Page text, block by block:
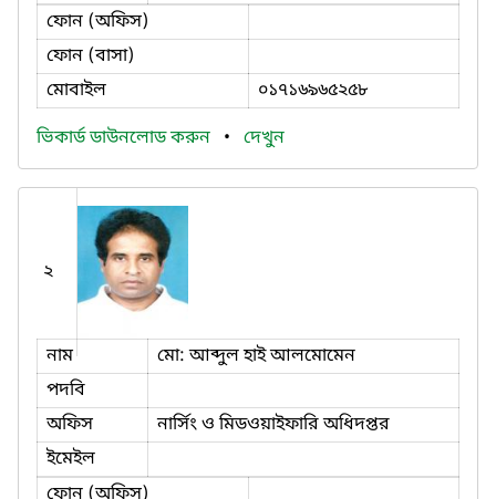
ফোন (অফিস)
ফোন (বাসা)
মোবাইল
০১৭১৬৯৬৫২৫৮
ভিকার্ড ডাউনলোড করুন • দেখুন
২
নাম
মো: আব্দুল হাই আলমোমেন
পদবি
অফিস
নার্সিং ও মিডওয়াইফারি অধিদপ্তর
ইমেইল